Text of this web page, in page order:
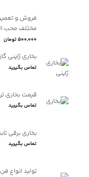
فروش و تعمیر
مختلف محب
500,000 تومان
بخاری ژاپنی
تماس بگیرید
قیمت بخاری
تماس بگیرید
بخاری برقی
تماس بگیرید
تولید